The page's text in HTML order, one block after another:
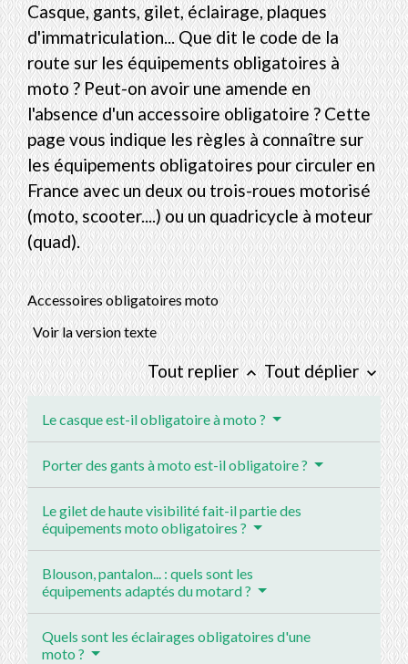
Casque, gants, gilet, éclairage, plaques
d'immatriculation... Que dit le code de la
route sur les équipements obligatoires à
moto ? Peut-on avoir une amende en
l'absence d'un accessoire obligatoire ? Cette
page vous indique les règles à connaître sur
les équipements obligatoires pour circuler en
France avec un deux ou trois-roues motorisé
(moto, scooter....) ou un quadricycle à moteur
(quad).
Accessoires obligatoires moto
Voir la version texte
Tout replier keyboard_arrow_up Tout déplierkeyboard_arrow_down
Le casque est-il obligatoire à moto ?
Porter des gants à moto est-il obligatoire ?
Le gilet de haute visibilité fait-il partie des
équipements moto obligatoires ?
Blouson, pantalon... : quels sont les
équipements adaptés du motard ?
Quels sont les éclairages obligatoires d'une
moto ?